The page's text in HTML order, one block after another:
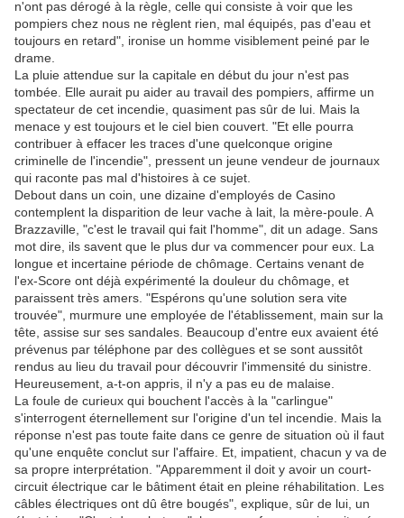
n'ont pas dérogé à la règle, celle qui consiste à voir que les
pompiers chez nous ne règlent rien, mal équipés, pas d'eau et
toujours en retard", ironise un homme visiblement peiné par le
drame.
La pluie attendue sur la capitale en début du jour n'est pas
tombée. Elle aurait pu aider au travail des pompiers, affirme un
spectateur de cet incendie, quasiment pas sûr de lui. Mais la
menace y est toujours et le ciel bien couvert. "Et elle pourra
contribuer à effacer les traces d'une quelconque origine
criminelle de l'incendie", pressent un jeune vendeur de journaux
qui raconte pas mal d'histoires à ce sujet.
Debout dans un coin, une dizaine d'employés de Casino
contemplent la disparition de leur vache à lait, la mère-poule. A
Brazzaville, "c'est le travail qui fait l'homme", dit un adage. Sans
mot dire, ils savent que le plus dur va commencer pour eux. La
longue et incertaine période de chômage. Certains venant de
l'ex-Score ont déjà expérimenté la douleur du chômage, et
paraissent très amers. "Espérons qu'une solution sera vite
trouvée", murmure une employée de l'établissement, main sur la
tête, assise sur ses sandales. Beaucoup d'entre eux avaient été
prévenus par téléphone par des collègues et se sont aussitôt
rendus au lieu du travail pour découvrir l'immensité du sinistre.
Heureusement, a-t-on appris, il n'y a pas eu de malaise.
La foule de curieux qui bouchent l'accès à la "carlingue"
s'interrogent éternellement sur l'origine d'un tel incendie. Mais la
réponse n'est pas toute faite dans ce genre de situation où il faut
qu'une enquête conclut sur l'affaire. Et, impatient, chacun y va de
sa propre interprétation. "Apparemment il doit y avoir un court-
circuit électrique car le bâtiment était en pleine réhabilitation. Les
câbles électriques ont dû être bougés", explique, sûr de lui, un